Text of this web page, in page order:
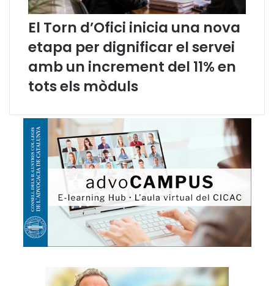
El Torn d’Ofici inicia una nova
etapa per dignificar el servei
amb un increment del 11% en
tots els mòduls